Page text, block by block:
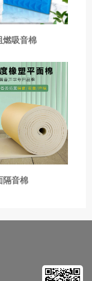
燃吸音棉
隔音棉